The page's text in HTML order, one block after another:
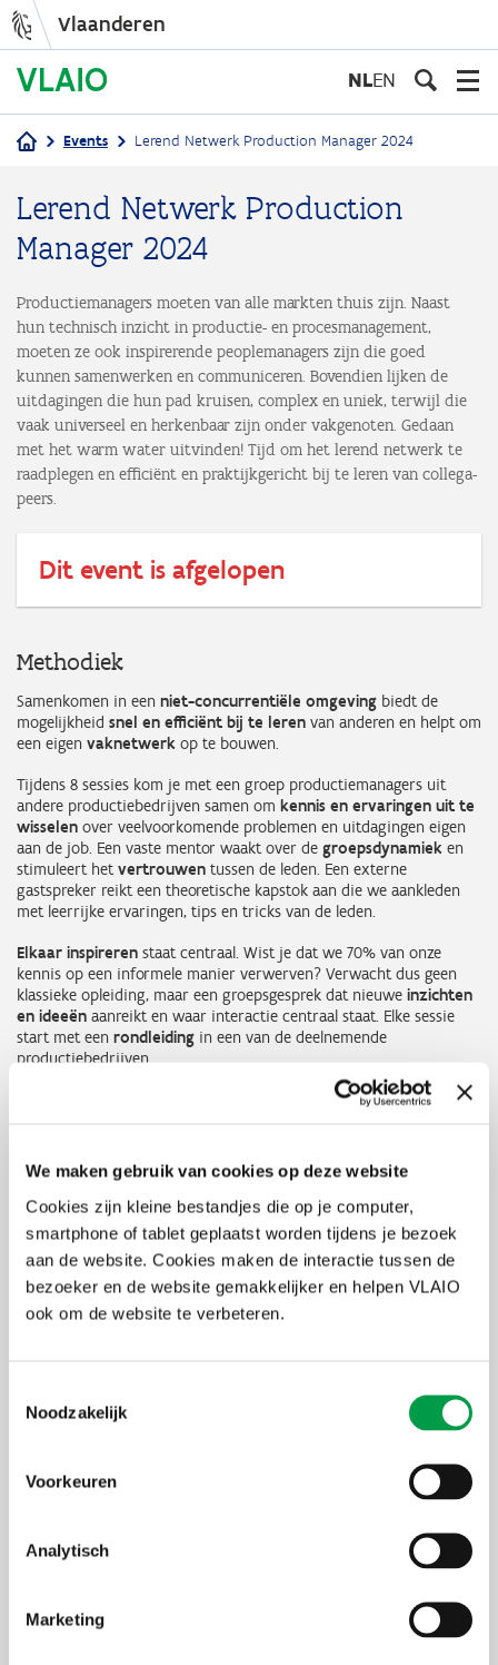
We maken gebruik van cookies op deze website
Cookies zijn kleine bestandjes die op je computer,
smartphone of tablet geplaatst worden tijdens je bezoek
aan de website. Cookies maken de interactie tussen de
bezoeker en de website gemakkelijker en helpen VLAIO
ook om de website te verbeteren.
Noodzakelijk
Voorkeuren
Analytisch
Marketing
Vlaanderen
NLEN
Events Lerend Netwerk Production Manager 2024
Lerend Netwerk Production
Manager 2024
Productiemanagers moeten van alle markten thuis zijn. Naast
hun technisch inzicht in productie- en procesmanagement,
moeten ze ook inspirerende peoplemanagers zijn die goed
kunnen samenwerken en communiceren. Bovendien lijken de
uitdagingen die hun pad kruisen, complex en uniek, terwijl die
vaak universeel en herkenbaar zijn onder vakgenoten. Gedaan
met het warm water uitvinden! Tijd om het lerend netwerk te
raadplegen en efficiënt en praktijkgericht bij te leren van collega-
peers.
Dit event is afgelopen
Methodiek
Samenkomen in een niet-concurrentiële omgeving biedt de
mogelijkheid snel en efficiënt bij te leren van anderen en helpt om
een eigen vaknetwerk op te bouwen.
Tijdens 8 sessies kom je met een groep productiemanagers uit
andere productiebedrijven samen om kennis en ervaringen uit te
wisselen over veelvoorkomende problemen en uitdagingen eigen
aan de job. Een vaste mentor waakt over de groepsdynamiek en
stimuleert hetvertrouwen tussen de leden. Een externe
gastspreker reikt een theoretische kapstok aan die we aankleden
met leerrijke ervaringen, tips en tricks van de leden.
Elkaar inspireren staat centraal. Wist je dat we 70% van onze
kennis op een informele manier verwerven? Verwacht dus geen
klassieke opleiding, maar een groepsgesprek dat nieuwe inzichten
en ideeën aanreikt en waar interactie centraal staat. Elke sessie
start met een rondleiding in een van de deelnemende
productiebedrijven.
Productiemanagers, afdelingsverantwoordelijken, operations
een industrieel productie/maakbedrijf. Je hebt minstens 2 jaar
ervaring in een leidinggevende functie. Niet voor
adviesverlenende diensten-, service- en consultancy bedrijven.
netwerkomgeving, zonder aanwezigheid van derden. Aangezien de
sessies en rondleidingen plaatsvinden in de deelnemende bedrijven
raadplegen.
Uiterste
inschrijvingsdatum
1200 euro voor leden - 1440 voor niet-